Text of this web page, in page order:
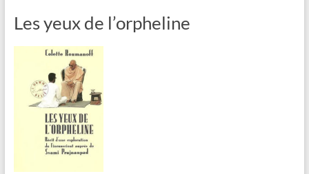
Les yeux de l’orpheline